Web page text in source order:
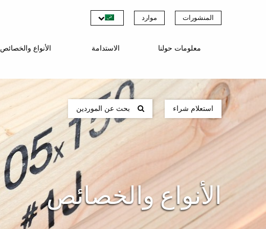
المنشورات موارد
معلومات حولنا الاستدامة الأنواع والخصائص
استعلام شراء بحث عن الموردين
الأنواع والخصائص